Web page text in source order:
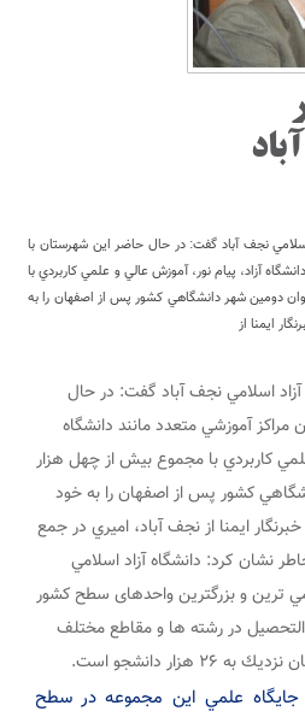
نجف آباد گفت: در حال حاضر اين شهرستان با
آزاد، پيام نور، آموزش عالي و علمي كاربردي با
دومين شهر دانشگاهي كشور پس از اصفهان را به
ايمنا از
آزاد اسلامي نجف آباد گفت: در حال
مراكز آموزشي متعدد مانند دانشگاه
كاربردي با مجموع بيش از چهل هزار
كشور پس از اصفهان را به خود
ايمنا از نجف آباد، اميري در جمع
نشان کرد: دانشگاه آزاد اسلامي
ترين و بزرگترين واحدهای سطح كشور
التحصيل در رشته ها و مقاطع مختلف
دانشجو است.
جايگاه علمي اين مجموعه در سطح